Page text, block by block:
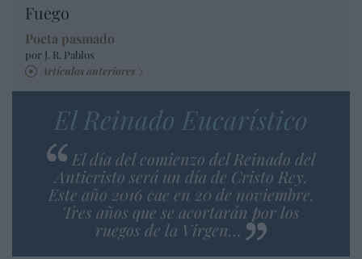
Fuego
Poeta pasmado
por J. R. Pablos
Artículos anteriores
El Reinado Eucarístico
El día del comienzo del Reinado del
Anticristo será un día de Cristo Rey.
Este año 2016 cae en 20 de noviembre.
Tres años que se acortarán por los
ruegos de la Virgen…